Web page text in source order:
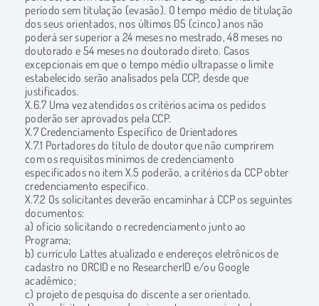
período sem titulação (evasão). O tempo médio de titulação
dos seus orientados, nos últimos 05 (cinco) anos não
poderá ser superior a 24 meses no mestrado, 48 meses no
doutorado e 54 meses no doutorado direto. Casos
excepcionais em que o tempo médio ultrapasse o limite
estabelecido serão analisados pela CCP, desde que
justificados.
X.6.7 Uma vez atendidos os critérios acima os pedidos
poderão ser aprovados pela CCP.
X.7 Credenciamento Específico de Orientadores
X.7.1 Portadores do título de doutor que não cumprirem
com os requisitos mínimos de credenciamento
especificados no item X.5 poderão, a critérios da CCP obter
credenciamento específico.
X.7.2 Os solicitantes deverão encaminhar à CCP os seguintes
documentos:
a) ofício solicitando o recredenciamento junto ao
Programa;
b) currículo Lattes atualizado e endereços eletrônicos de
cadastro no ORCID e no ResearcherID e/ou Google
acadêmico;
c) projeto de pesquisa do discente a ser orientado.